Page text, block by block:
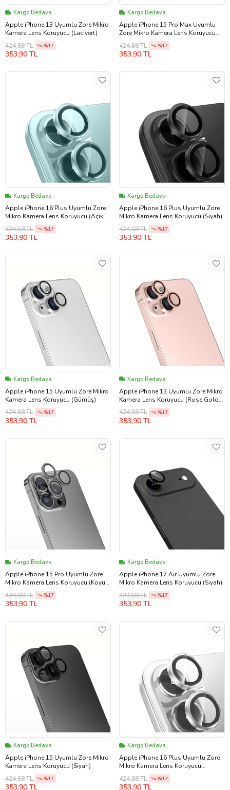
Kargo Bedava
Apple iPhone 13 Uyumlu Zore Mikro
Kamera Lens Koruyucu (Lacivert)
424,68 TL
%17
353,90 TL
Kargo Bedava
Apple iPhone 15 Pro Max Uyumlu
Zore Mikro Kamera Lens Koruyucu
(Siyah)
424,68 TL %17
353,90 TL
Kargo Bedava
Apple iPhone 16 Plus Uyumlu Zore
Mikro Kamera Lens Koruyucu (Açık
424,68 TL %17
353,90 TL
Kargo Bedava
Apple iPhone 16 Plus Uyumlu Zore
Mikro Kamera Lens Koruyucu (Siyah)
424,68 TL
%17
353,90 TL
Kargo Bedava
Apple iPhone 15 Uyumlu Zore Mikro
Kamera Lens Koruyucu (Gümüş)
424,68 TL
%17
353,90 TL
Kargo Bedava
Apple iPhone 13 Uyumlu Zore Mikro
Kamera Lens Koruyucu (Rose Gold
Altın)
424,68 TL %17
353,90 TL
Kargo Bedava
Apple iPhone 15 Pro Uyumlu Zore
Mikro Kamera Lens Koruyucu (Koyu
Gri)
424,68 TL %17
353,90 TL
Kargo Bedava
Apple iPhone 17 Air Uyumlu Zore
Mikro Kamera Lens Koruyucu (Siyah)
424,68 TL
%17
353,90 TL
Kargo Bedava
Apple iPhone 15 Uyumlu Zore Mikro
Kamera Lens Koruyucu (Siyah)
424,68 TL
%17
353,90 TL
Kargo Bedava
Apple iPhone 16 Plus Uyumlu Zore
Mikro Kamera Lens Koruyucu
(Gümüş)
424,68 TL %17
353,90 TL